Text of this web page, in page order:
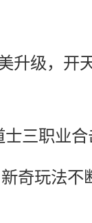
升级，开
三职业
奇玩法